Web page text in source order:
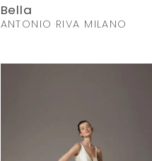
Bella
ANTONIO RIVA MILANO